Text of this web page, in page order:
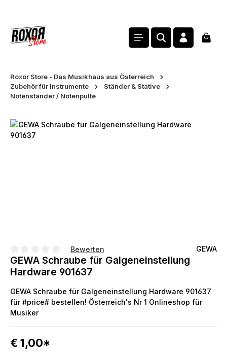
Roxor Store - Das Musikhaus aus Österreich
Zubehör für Instrumente
Ständer & Stative
Notenständer / Notenpulte
Bildergalerie überspringen
Durchschnittliche Bewertung von 0 von 5 Sternen
Bewerten GEWA
GEWA Schraube für Galgeneinstellung
Hardware 901637
GEWA Schraube für Galgeneinstellung Hardware 901637
für #price# bestellen! Österreich's Nr 1 Onlineshop für
Musiker
€ 1,00*